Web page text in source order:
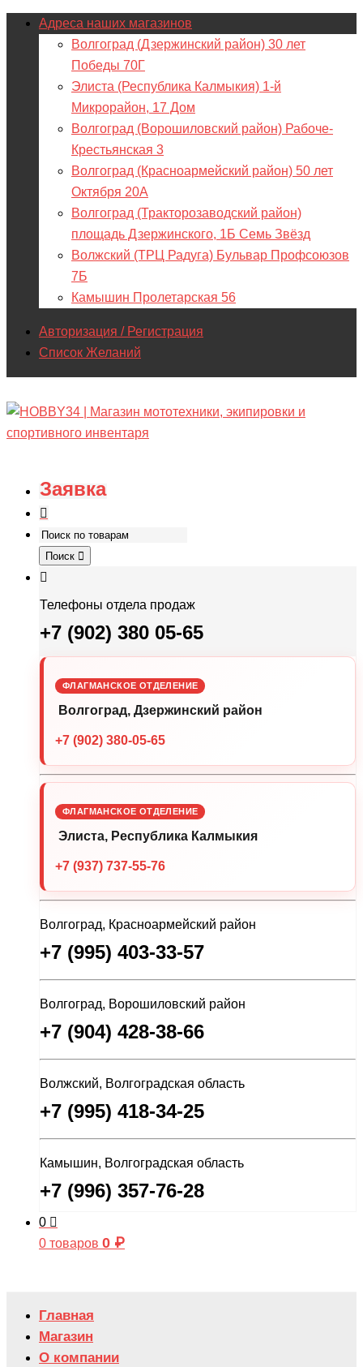
Адреса наших магазинов
Волгоград (Дзержинский район) 30 лет
Победы 70Г
Элиста (Республика Калмыкия) 1-й
Микрорайон, 17 Дом
Волгоград (Ворошиловский район) Рабоче-
Крестьянская 3
Волгоград (Красноармейский район) 50 лет
Октября 20А
Волгоград (Тракторозаводский район)
площадь Дзержинского, 1Б Семь Звёзд
Волжский (ТРЦ Радуга) Бульвар Профсоюзов
7Б
Камышин Пролетарская 56
Авторизация / Регистрация
Список Желаний
Заявка
Поиск
Телефоны отдела продаж
+7 (902) 380 05-65
ФЛАГМАНСКОЕ ОТДЕЛЕНИЕ
Волгоград, Дзержинский район
+7 (902) 380-05-65
ФЛАГМАНСКОЕ ОТДЕЛЕНИЕ
Элиста, Республика Калмыкия
+7 (937) 737-55-76
Волгоград, Красноармейский район
+7 (995) 403-33-57
Волгоград, Ворошиловский район
+7 (904) 428-38-66
Волжский, Волгоградская область
+7 (995) 418-34-25
Камышин, Волгоградская область
+7 (996) 357-76-28
0
0 товаров 0 ₽
Главная
Магазин
О компании